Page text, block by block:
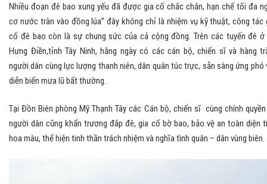
Nhiều đoạn đê bao xung yếu đã được gia cố chắc chắn, hạn chế tối đa
cơ nước tràn vào đồng lúa” đây không chỉ là nhiệm vụ kỹ thuật, công tác
cố đê bao còn là sự chung sức của cả cộng đồng. Trên các tuyến đê ở
Hưng Điền,tỉnh Tây Ninh, hằng ngày có các cán bộ, chiến sĩ và hàng
người dân cùng lực lượng thanh niên, dân quân túc trực, sẵn sàng ứng phó
diễn biến mưa lũ bất thường.
Tại Đồn Biên phòng Mỹ Thạnh Tây các Cán bộ, chiến sĩ cùng chính
người dân cũng khẩn trương đắp đê, gia cố bờ bao, bảo vệ an toàn diện
hoa màu, thể hiện tinh thần trách nhiệm và nghĩa tình quân – dân vùng biên.